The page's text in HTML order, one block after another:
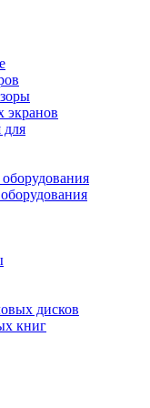
экранов
для
дисков
книг